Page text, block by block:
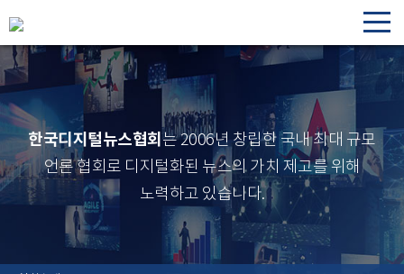
한국디지털뉴스협회는 2006년 창립한 국내 최대 규모
언론 협회로 디지털화된 뉴스의 가치 제고를 위해
노력하고 있습니다.